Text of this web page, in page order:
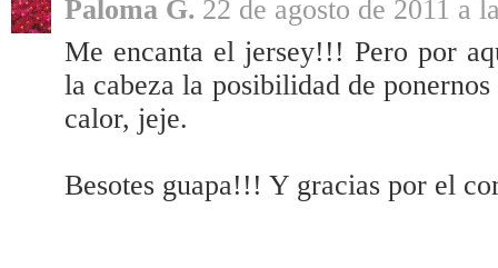
Paloma G. 22 de agosto de 2011 a
Me encanta el jersey!!! Pero por
la cabeza la posibilidad de
calor, jeje.
Besotes guapa!!! Y gracias por el